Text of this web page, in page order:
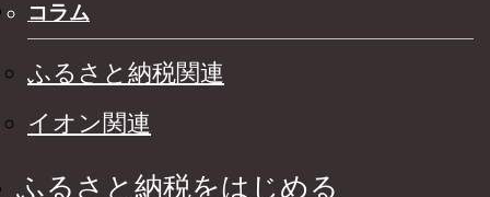
コラム
ふるさと納税関連
イオン関連
ふるさと納税をはじめる